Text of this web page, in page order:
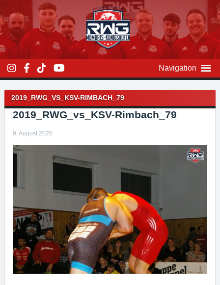
Inhalt
überspringen
Navigation
2019_RWG_VS_KSV-RIMBACH_79
2019_RWG_vs_KSV-Rimbach_79
9. August 2020
Beitragsnavigation